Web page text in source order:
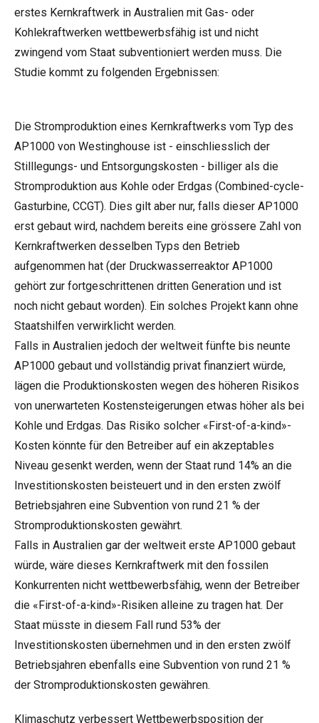
erstes Kernkraftwerk in Australien mit Gas- oder
Kohlekraftwerken wettbewerbsfähig ist und nicht
zwingend vom Staat subventioniert werden muss. Die
Studie kommt zu folgenden Ergebnissen:
Die Stromproduktion eines Kernkraftwerks vom Typ des
AP1000 von Westinghouse ist - einschliesslich der
Stilllegungs- und Entsorgungskosten - billiger als die
Stromproduktion aus Kohle oder Erdgas (Combined-cycle-
Gasturbine, CCGT). Dies gilt aber nur, falls dieser AP1000
erst gebaut wird, nachdem bereits eine grössere Zahl von
Kernkraftwerken desselben Typs den Betrieb
aufgenommen hat (der Druckwasserreaktor AP1000
gehört zur fortgeschrittenen dritten Generation und ist
noch nicht gebaut worden). Ein solches Projekt kann ohne
Staatshilfen verwirklicht werden.
Falls in Australien jedoch der weltweit fünfte bis neunte
AP1000 gebaut und vollständig privat finanziert würde,
lägen die Produktionskosten wegen des höheren Risikos
von unerwarteten Kostensteigerungen etwas höher als bei
Kohle und Erdgas. Das Risiko solcher «First-of-a-kind»-
Kosten könnte für den Betreiber auf ein akzeptables
Niveau gesenkt werden, wenn der Staat rund 14% an die
Investitionskosten beisteuert und in den ersten zwölf
Betriebsjahren eine Subvention von rund 21 % der
Stromproduktionskosten gewährt.
Falls in Australien gar der weltweit erste AP1000 gebaut
würde, wäre dieses Kernkraftwerk mit den fossilen
Konkurrenten nicht wettbewerbsfähig, wenn der Betreiber
die «First-of-a-kind»-Risiken alleine zu tragen hat. Der
Staat müsste in diesem Fall rund 53% der
Investitionskosten übernehmen und in den ersten zwölf
Betriebsjahren ebenfalls eine Subvention von rund 21 %
der Stromproduktionskosten gewähren.
Klimaschutz verbessert Wettbewerbsposition der